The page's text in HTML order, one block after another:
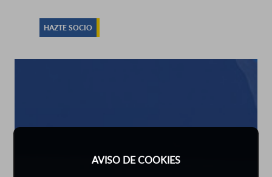
AVISO DE COOKIES
HAZTE SOCIO